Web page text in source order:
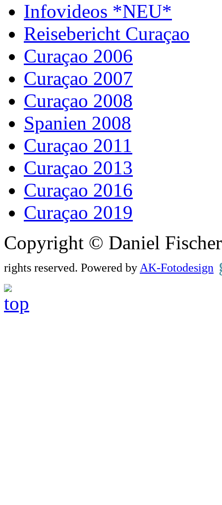
Infovideos *NEU*
Reisebericht Curaçao
Curaçao 2006
Curaçao 2007
Curaçao 2008
Spanien 2008
Curaçao 2011
Curaçao 2013
Curaçao 2016
Curaçao 2019
Copyright © Daniel
rights reserved. Powered byAK-Fotodesign